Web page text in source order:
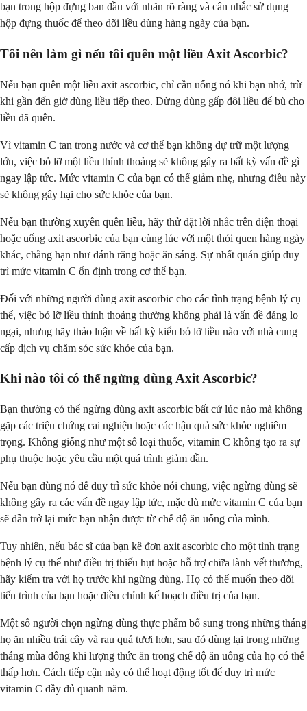
bạn trong hộp đựng ban đầu với nhãn rõ ràng và cân nhắc sử dụng
hộp đựng thuốc để theo dõi liều dùng hàng ngày của bạn.
Tôi nên làm gì nếu tôi quên một liều Axit Ascorbic?
Nếu bạn quên một liều axit ascorbic, chỉ cần uống nó khi bạn nhớ, trừ
khi gần đến giờ dùng liều tiếp theo. Đừng dùng gấp đôi liều để bù cho
liều đã quên.
Vì vitamin C tan trong nước và cơ thể bạn không dự trữ một lượng
lớn, việc bỏ lỡ một liều thỉnh thoảng sẽ không gây ra bất kỳ vấn đề gì
ngay lập tức. Mức vitamin C của bạn có thể giảm nhẹ, nhưng điều này
sẽ không gây hại cho sức khỏe của bạn.
Nếu bạn thường xuyên quên liều, hãy thử đặt lời nhắc trên điện thoại
hoặc uống axit ascorbic của bạn cùng lúc với một thói quen hàng ngày
khác, chẳng hạn như đánh răng hoặc ăn sáng. Sự nhất quán giúp duy
trì mức vitamin C ổn định trong cơ thể bạn.
Đối với những người dùng axit ascorbic cho các tình trạng bệnh lý cụ
thể, việc bỏ lỡ liều thỉnh thoảng thường không phải là vấn đề đáng lo
ngại, nhưng hãy thảo luận về bất kỳ kiểu bỏ lỡ liều nào với nhà cung
cấp dịch vụ chăm sóc sức khỏe của bạn.
Khi nào tôi có thể ngừng dùng Axit Ascorbic?
Bạn thường có thể ngừng dùng axit ascorbic bất cứ lúc nào mà không
gặp các triệu chứng cai nghiện hoặc các hậu quả sức khỏe nghiêm
trọng. Không giống như một số loại thuốc, vitamin C không tạo ra sự
phụ thuộc hoặc yêu cầu một quá trình giảm dần.
Nếu bạn dùng nó để duy trì sức khỏe nói chung, việc ngừng dùng sẽ
không gây ra các vấn đề ngay lập tức, mặc dù mức vitamin C của bạn
sẽ dần trở lại mức bạn nhận được từ chế độ ăn uống của mình.
Tuy nhiên, nếu bác sĩ của bạn kê đơn axit ascorbic cho một tình trạng
bệnh lý cụ thể như điều trị thiếu hụt hoặc hỗ trợ chữa lành vết thương,
hãy kiểm tra với họ trước khi ngừng dùng. Họ có thể muốn theo dõi
tiến trình của bạn hoặc điều chỉnh kế hoạch điều trị của bạn.
Một số người chọn ngừng dùng thực phẩm bổ sung trong những tháng
họ ăn nhiều trái cây và rau quả tươi hơn, sau đó dùng lại trong những
tháng mùa đông khi lượng thức ăn trong chế độ ăn uống của họ có thể
thấp hơn. Cách tiếp cận này có thể hoạt động tốt để duy trì mức
vitamin C đầy đủ quanh năm.